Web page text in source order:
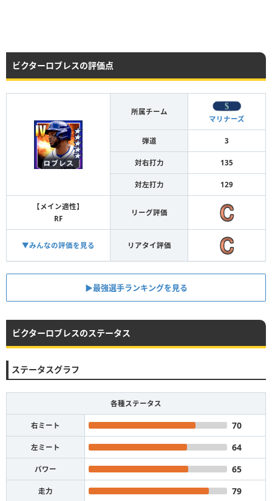
ビクターロブレスの評価点
所属チーム
マリナーズ
弾道 3
対右打力 135
対左打力 129
【メイン適性】
RF
リーグ評価
▼みんなの評価を見る リアタイ評価
▶︎最強選手ランキングを見る
ビクターロブレスのステータス
ステータスグラフ
各種ステータス
右ミート 70
左ミート 64
パワー 65
走力 79